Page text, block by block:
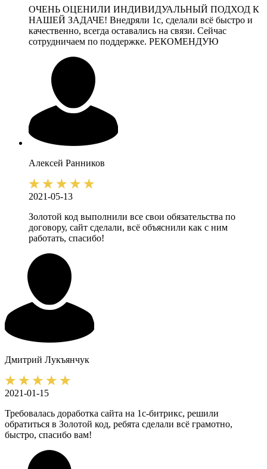
ОЧЕНЬ ОЦЕНИЛИ ИНДИВИДУАЛЬНЫЙ ПОДХОД К
НАШЕЙ ЗАДАЧЕ! Внедряли 1с, сделали всё быстро и
качественно, всегда оставались на связи. Сейчас
сотрудничаем по поддержке. РЕКОМЕНДУЮ
Алексей Ранников
2021-05-13
Золотой код выполнили все свои обязательства по
договору, сайт сделали, всё объяснили как с ним
работать, спасибо!
Дмитрий Лукъянчук
2021-01-15
Требовалась доработка сайта на 1с-битрикс, решили
обратиться в Золотой код, ребята сделали всё грамотно,
быстро, спасибо вам!